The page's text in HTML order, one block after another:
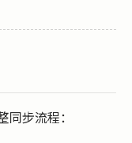
步流程：